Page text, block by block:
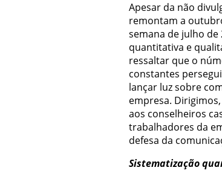
Apesar da não
remontam a
semana de julho
quantitativa e
ressaltar que o
constantes
lançar luz sobre
empresa.
aos conselheiros
trabalhadores da
defesa da
Sistematização